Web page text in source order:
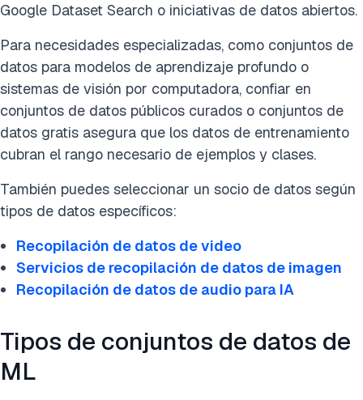
Google Dataset Search o iniciativas de datos abiertos.
Para necesidades especializadas, como conjuntos de
datos para modelos de aprendizaje profundo o
sistemas de visión por computadora, confiar en
conjuntos de datos públicos curados o conjuntos de
datos gratis asegura que los datos de entrenamiento
cubran el rango necesario de ejemplos y clases.
También puedes seleccionar un socio de datos según
tipos de datos específicos:
Recopilación de datos de video
Servicios de recopilación de datos de imagen
Recopilación de datos de audio para IA
Tipos de conjuntos de datos de
ML